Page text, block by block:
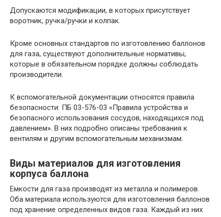
Допускаются модификации, в которых присутствует
воротник, ручка/ручки и колпак.
Кроме основных стандартов по изготовлению баллонов
для газа, существуют дополнительные нормативы,
которые в обязательном порядке должны соблюдать
производители.
К вспомогательной документации относятся правила
безопасности: ПБ 03-576-03 «Правила устройства и
безопасного использования сосудов, находящихся под
давлением». В них подробно описаны требования к
вентилям и другим вспомогательным механизмам.
Виды материалов для изготовления
корпуса баллона
Емкости для газа производят из металла и полимеров.
Оба материала используются для изготовления баллонов
под хранение определенных видов газа. Каждый из них